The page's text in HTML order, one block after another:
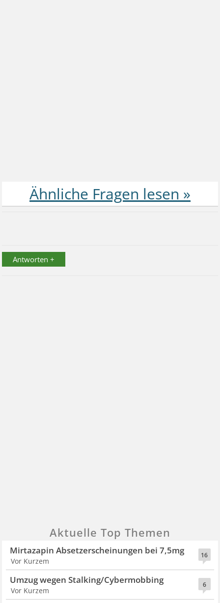
Antworten +
Aktuelle Top Themen
16
Mirtazapin Absetzerscheinungen bei 7,5mg
Vor Kurzem
6
Umzug wegen Stalking/Cybermobbing
Vor Kurzem